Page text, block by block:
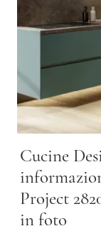
Cucine
Project
in foto